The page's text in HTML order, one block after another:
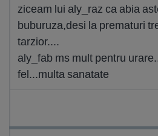
ziceam lui aly_raz ca abia
buburuza,desi la prematuri
tarzior....
aly_fab ms mult pentru
fel...multa sanatate